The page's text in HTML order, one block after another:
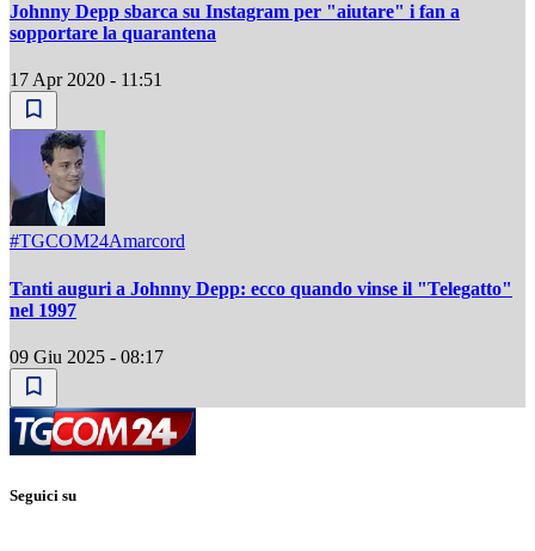
Johnny Depp sbarca su Instagram per "aiutare" i fan a
sopportare la quarantena
17 Apr 2020 - 11:51
#TGCOM24Amarcord
Tanti auguri a Johnny Depp: ecco quando vinse il "Telegatto"
nel 1997
09 Giu 2025 - 08:17
Seguici su